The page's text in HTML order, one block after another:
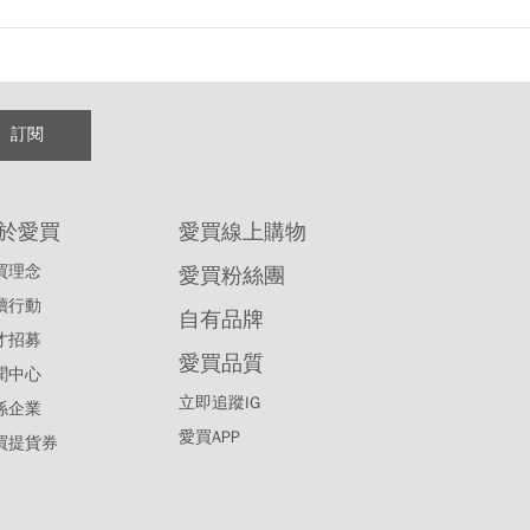
訂閱
愛買
理念
行動
招募
中心
企業
提貨券
愛買線上購物
愛買粉絲團
自有品牌
愛買品質
立即追蹤IG
愛買APP